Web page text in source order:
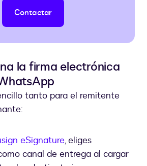
Contactar
la firma electrónica
tanto para el remitente
eSignature, eliges
canal de entrega al cargar